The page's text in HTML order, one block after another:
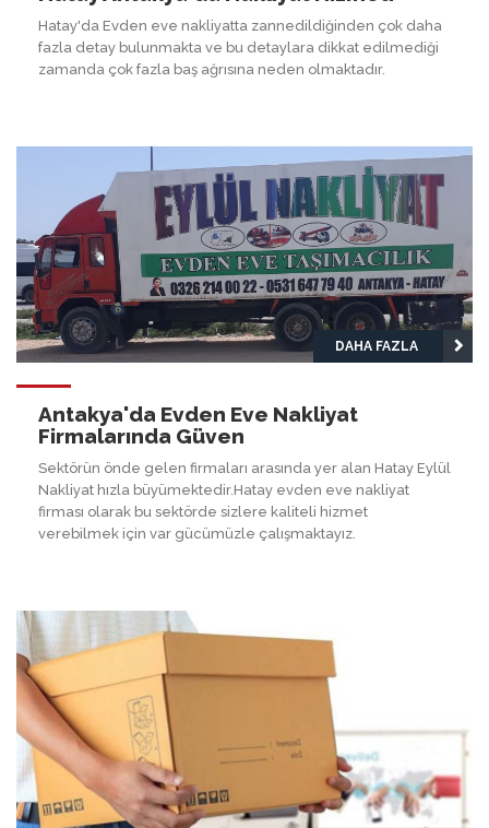
Hatay'da Evden eve nakliyatta zannedildiğinden çok daha
fazla detay bulunmakta ve bu detaylara dikkat edilmediği
zamanda çok fazla baş ağrısına neden olmaktadır.
DAHA FAZLA
Antakya'da Evden Eve Nakliyat
Firmalarında Güven
Sektörün önde gelen firmaları arasında yer alan Hatay Eylül
Nakliyat hızla büyümektedir.Hatay evden eve nakliyat
firması olarak bu sektörde sizlere kaliteli hizmet
verebilmek için var gücümüzle çalışmaktayız.